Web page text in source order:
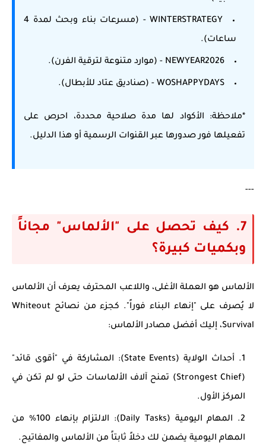
WINTERSTRATEGY
- (مسرعات بناء وبحث لمدة 4
ساعات).
NEWYEAR2026 - (موارد متنوعة لترقية الفرن).
WOSHAPPYDAYS - (صناديق عتاد للأبطال).
*ملاحظة: الأكواد لها مدة صلاحية محددة، احرص على
تفعيلها فور صدورها عبر القنوات الرسمية أو هذا الدليل.
---
7. كيف تحصل على "الألماس" مجاناً
وبكميات كبيرة؟
الألماس هو العملة الأغلى، واللاعب المحترف يعرف أن الألماس
لا يُصرف على "إنهاء البناء فوراً". كجزء من
نصائح Whiteout
Survival، إليك أفضل مصادر الألماس:
أحداث الولاية (State Events):
المشاركة في "أقوى قائد"
(Strongest Chief) تمنح آلاف الألماسات حتى لو لم تكن في
المركز الأول.
المهام اليومية (Daily Tasks):
الالتزام بإنهاء 100% من
المهام اليومية يضمن لك دخلاً ثابتاً من الألماس والمفاتيح.